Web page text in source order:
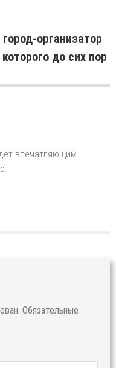
организатор
до сих пор
впечатляющим
Обязательные